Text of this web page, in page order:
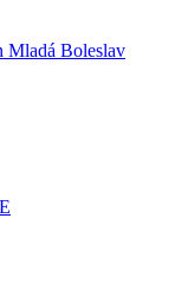
Mladá Boleslav